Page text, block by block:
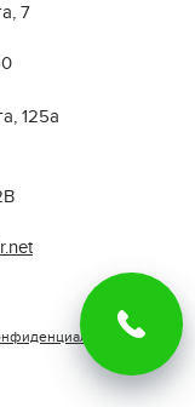
7
125а
⠀